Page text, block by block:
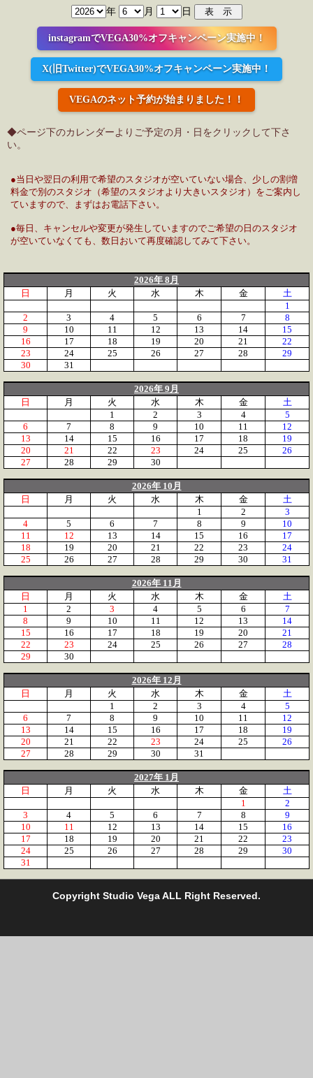
年 月 日
instagramでVEGA30%オフキャンペーン実施中！
X(旧Twitter)でVEGA30%オフキャンペーン実施中！
VEGAのネット予約が始まりました！！
◆ページ下のカレンダーよりご予定の月・日をクリックして下さ
い。
●当日や翌日の利用で希望のスタジオが空いていない場合、少しの割増
料金で別のスタジオ（希望のスタジオより大きいスタジオ）をご案内し
ていますので、まずはお電話下さい。
●毎日、キャンセルや変更が発生していますのでご希望の日のスタジオ
が空いていなくても、数日おいて再度確認してみて下さい。
2026年 8月
日
月 火 水 木 金
土
1
2
3 4 5 6 7
8
9
10 11 12 13 14
15
16
17 18 19 20 21
22
23
24 25 26 27 28
29
30
31
2026年 9月
日
月 火 水 木 金
土
1
2 3 4
5
6
7 8 9 10 11
12
13
14 15 16 17 18
19
20
21 22 23 24 25
26
27
28 29 30
2026年 10月
日
月 火 水 木 金
土
1
2
3
4
5 6 7 8 9
10
11
12 13 14 15 16
17
18
19 20 21 22 23
24
25
26 27 28 29 30 31
2026年 11月
日
月 火 水 木 金
土
1
2 3 4 5 6
7
8
9 10 11 12 13
14
15
16 17 18 19 20
21
22
23 24 25 26 27
28
29
30
2026年 12月
日
月 火 水 木 金
土
1
2 3 4
5
6
7 8 9 10 11
12
13
14 15 16 17 18
19
20
21 22 23 24 25
26
27
28 29 30 31
2027年 1月
日
月 火 水 木 金
土
1
2
3
4 5 6 7 8
9
10
11 12 13 14 15
16
17
18 19 20 21 22
23
24
25 26 27 28 29
30
31
Copyright Studio Vega ALL Right Reserved.